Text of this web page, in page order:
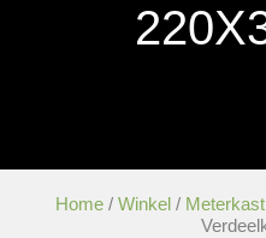
Home / Winkel / Meterkast